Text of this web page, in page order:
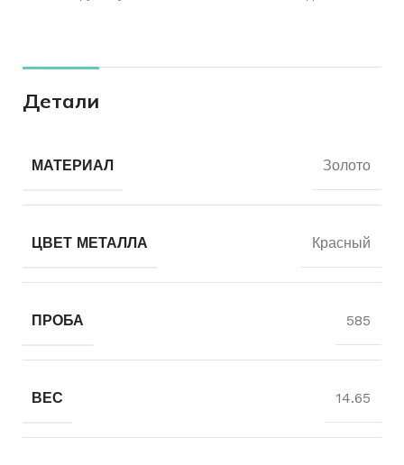
Детали
МАТЕРИАЛ Золото
ЦВЕТ МЕТАЛЛА Красный
ПРОБА 585
ВЕС 14.65